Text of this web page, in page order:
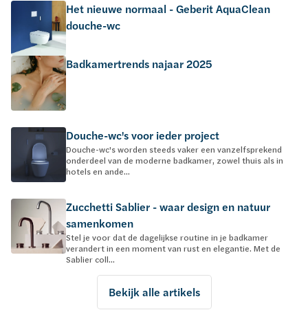
Het nieuwe normaal - Geberit AquaClean
douche-wc
Badkamertrends najaar 2025
Douche-wc's voor ieder project
Douche-wc's worden steeds vaker een vanzelfsprekend
onderdeel van de moderne badkamer, zowel thuis als in
hotels en ande...
Zucchetti Sablier - waar design en natuur
samenkomen
Stel je voor dat de dagelijkse routine in je badkamer
verandert in een moment van rust en elegantie. Met de
Sablier coll...
Bekijk alle artikels